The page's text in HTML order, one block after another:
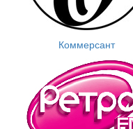
Коммерсант